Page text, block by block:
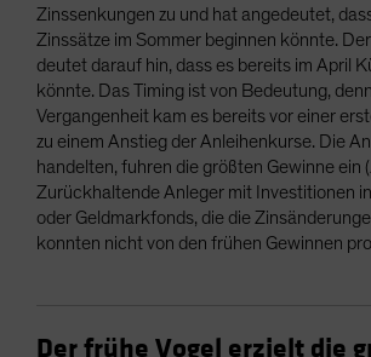
Zinssenkungen zu und hat angedeutet,
Zinssätze im Sommer beginnen könnte.
deutet darauf hin, dass es bereits im April
könnte. Das Timing ist von Bedeutung,
Vergangenheit kam es bereits vor einer
zu einem Anstieg der Anleihenkurse. Die
handelten, fuhren die größten Gewinne ein (
Zurückhaltende Anleger mit Investitionen
oder Geldmarkfonds, die die
konnten nicht von den frühen Gewinnen
Der frühe Vogel erzielt die